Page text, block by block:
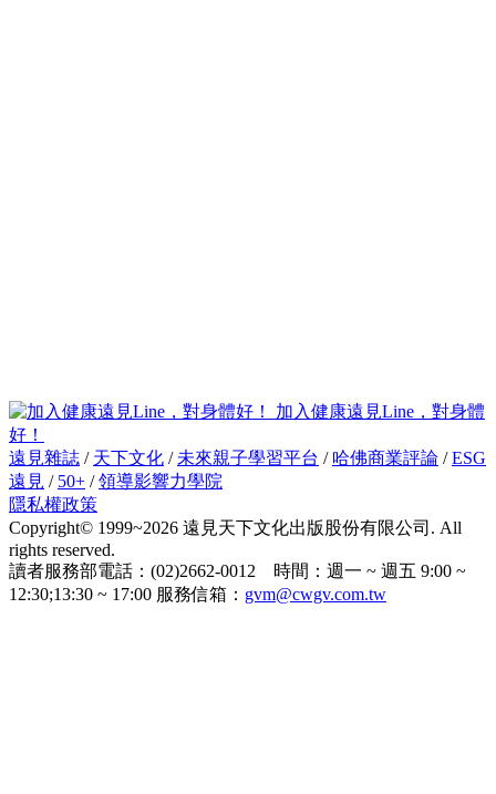
加入健康遠見Line，對身體
好！
遠見雜誌 / 天下文化 / 未來親子學習平台 / 哈佛商業評論 /ESG
遠見 / 50+ /領導影響力學院
隱私權政策
Copyright© 1999~2026 遠見天下文化出版股份有限公司. All
rights reserved.
讀者服務部電話：(02)2662-0012 時間：週一 ~ 週五 9:00 ~
12:30;13:30 ~ 17:00 服務信箱： gvm@cwgv.com.tw